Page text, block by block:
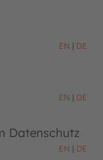
EN DE
EN DE
Datenschutz
EN DE